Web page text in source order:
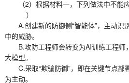
（2）根据材料一，下列做法中不能
）
A.创建新的防御侧“智能体”，主动识
中的威胁。
B.攻防工程师会转变为AI训练工程师
大模型。
C.采取“欺骗防御”，即在关键节点部
为主动。